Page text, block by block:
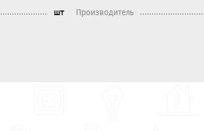
шт Производитель